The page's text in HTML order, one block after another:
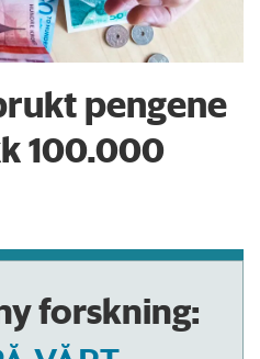
pengene
100.000
forskning: